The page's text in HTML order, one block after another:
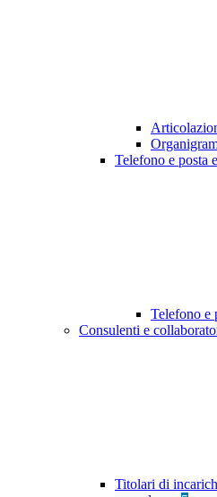
Telefono e posta
Telefono e
Consulenti e
Titolari di